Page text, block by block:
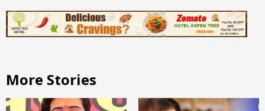
More Stories